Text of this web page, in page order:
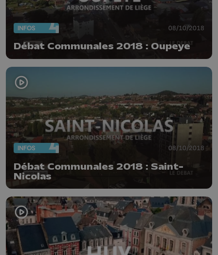
INFOS 08/10/2018
Débat Communales 2018 : Oupeye
INFOS 08/10/2018
Débat Communales 2018 : Saint-
Nicolas